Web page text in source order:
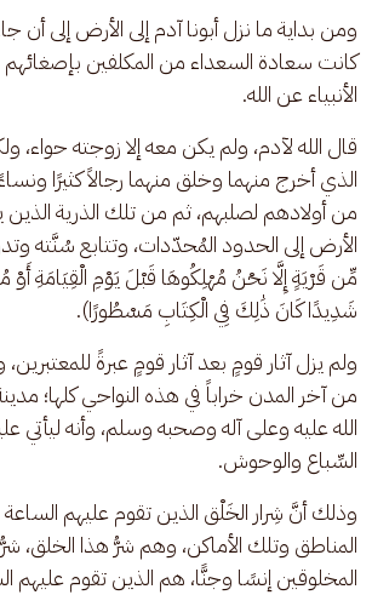
ومن بداية ما نزل أبونا آدم إلى الأرض إلى أن
كانت سعادة السعداء من المكلفين بإصغائهم
الأنبياء عن الله.
قال الله لآدم، ولم يكن معه إلا زوجته حواء،
الذي أخرج منهما وخلق منهما رجالاً كثيرًا
من أولادهم لصلبهم، ثم من تلك الذرية الذين
الأرض إلى الحدود المُحدّدات، وتتابع سُنَّته
مِّن قَرْيَةٍ إِلَّا نَحْنُ مُهْلِكُوهَا قَبْلَ يَوْمِ الْقِيَامَةِ أَوْ
شَدِيدًا كَانَ ذَٰلِكَ فِي الْكِتَابِ مَسْطُورًا).
ولم يزل آثار قومٍ بعد آثار قومٍ عبرةً
من آخر المدن خراباً في هذه النواحي كلها؛
الله عليه وعلى آله وصحبه وسلم، وأنه ليأتي
السِّباع والوحوش.
وذلك أنَّ شِرار الخَلْق الذين تقوم عليهم
المناطق وتلك الأماكن، وهم شرُّ هذا الخلق،
المخلوقين إنسًا وجنًّا، هم الذين تقوم عليهم